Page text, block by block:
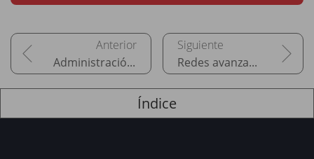
Administración avanzada Redes avanzadas con Linux
Índice